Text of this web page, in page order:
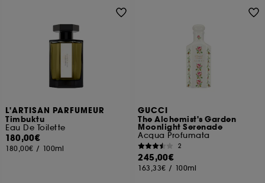
L'ARTISAN PARFUMEUR
Timbuktu
Eau De Toilette
180,00€
180,00€ / 100ml
GUCCI
The Alchemist's Garden
Moonlight Serenade
Acqua Profumata
2
245,00€
163,33€ / 100ml